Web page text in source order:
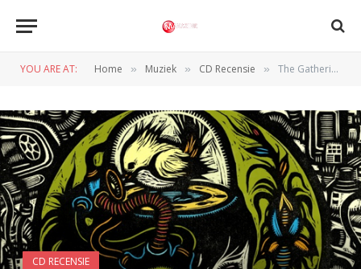
YOU ARE AT: Home » Muziek » CD Recensie » The Gathering – Disclosure
CD RECENSIE